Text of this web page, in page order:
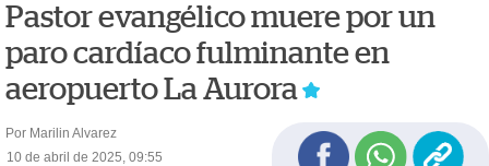
Pastor evangélico muere por un
paro cardíaco fulminante en
aeropuerto La Aurora
Por Marilin Alvarez
10 de abril de 2025, 09:55